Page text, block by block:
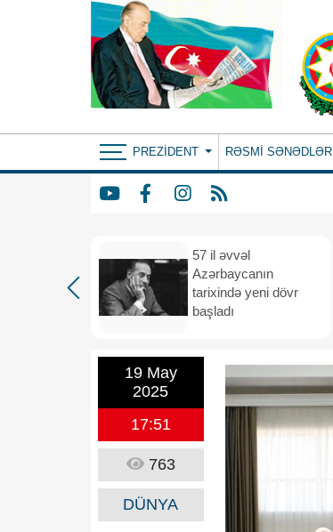
PREZIDENT RƏSMI SƏNƏDLƏR
57 il əvvəl
Azərbaycanın
tarixində yeni dövr
başladı
19 May
2025
17:51
763
DÜNYA